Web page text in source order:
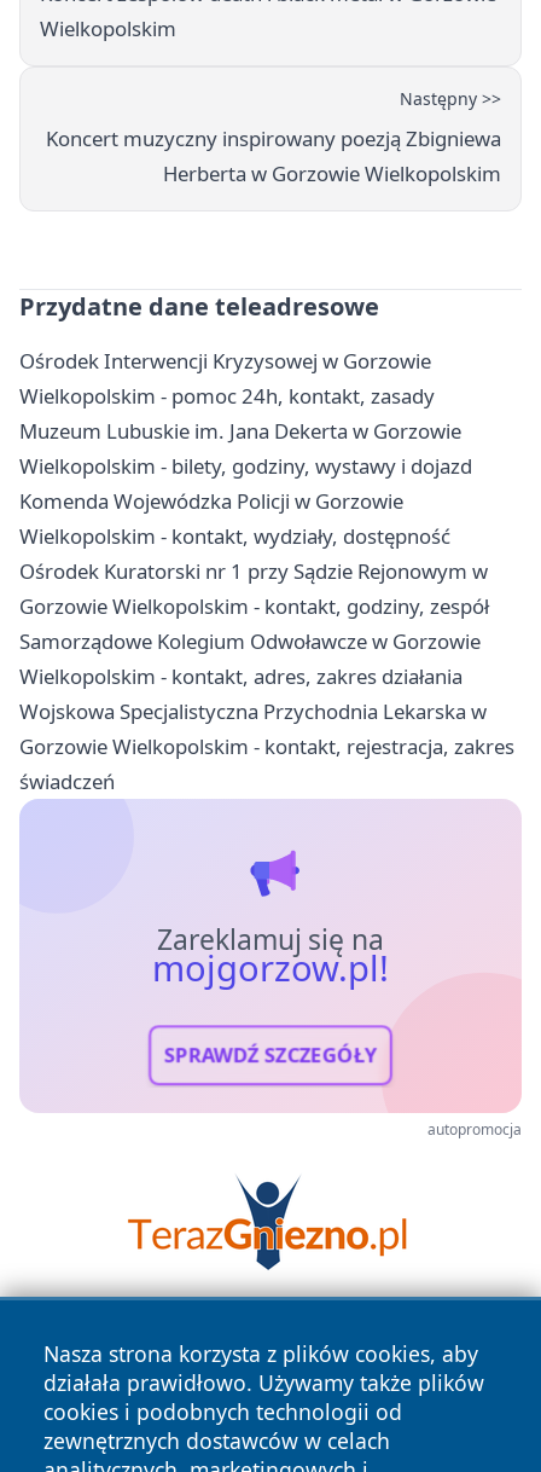
Wielkopolskim
Następny >>
Koncert muzyczny inspirowany poezją Zbigniewa
Herberta w Gorzowie Wielkopolskim
Przydatne dane teleadresowe
Ośrodek Interwencji Kryzysowej w Gorzowie
Wielkopolskim - pomoc 24h, kontakt, zasady
Muzeum Lubuskie im. Jana Dekerta w Gorzowie
Wielkopolskim - bilety, godziny, wystawy i dojazd
Komenda Wojewódzka Policji w Gorzowie
Wielkopolskim - kontakt, wydziały, dostępność
Ośrodek Kuratorski nr 1 przy Sądzie Rejonowym w
Gorzowie Wielkopolskim - kontakt, godziny, zespół
Samorządowe Kolegium Odwoławcze w Gorzowie
Wielkopolskim - kontakt, adres, zakres działania
Wojskowa Specjalistyczna Przychodnia Lekarska w
Gorzowie Wielkopolskim - kontakt, rejestracja, zakres
świadczeń
Zareklamuj się na
mojgorzow.pl!
SPRAWDŹ SZCZEGÓŁY
autopromocja
Nasza strona korzysta z plików cookies, aby
działała prawidłowo. Używamy także plików
cookies i podobnych technologii od
zewnętrznych dostawców w celach